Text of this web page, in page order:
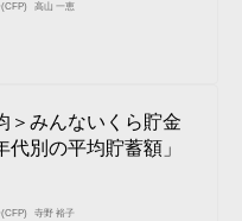
高山 一恵
＞みんないくら貯金
代別の平均貯蓄額」
寺野 裕子